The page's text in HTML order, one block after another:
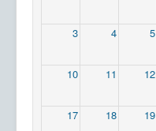
3 4 5
10 11 12
17 18 19